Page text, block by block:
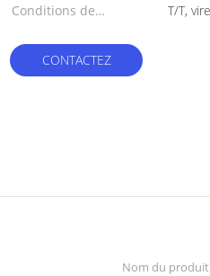
Conditions de
T/T,
CONTACTEZ
Nom du